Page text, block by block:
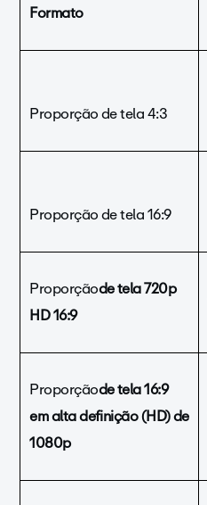
Formato
Proporção de tela 4:3
Proporção de tela 16:9
Proporçãode tela 720p
HD 16:9
Proporçãode tela 16:9
em alta definição (HD) de
1080p